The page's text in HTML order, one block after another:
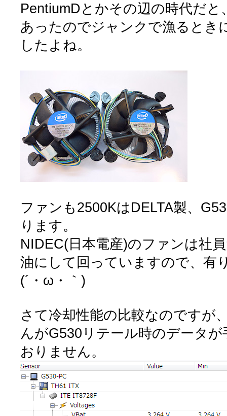
PentiumDとかその辺の時代だ
あったのでジャンクで漁るとき
したよね。
ファンも2500KはDELTA製、
ります。
NIDEC(日本電産)のファンは社
油にして回っていますので、有
(´・ω・｀)
さて冷却性能の比較なのですが
んがG530リテール時のデータ
おりません。